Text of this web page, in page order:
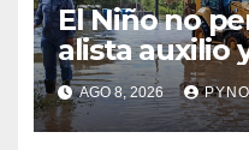
El Niño no
alista auxilio
en zonas
AGO 8, 2026